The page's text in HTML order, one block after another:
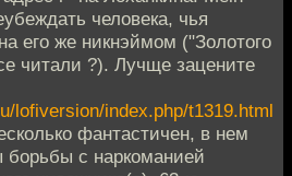
человека, чья
его же никнэймом ("Золотого
читали ?). Лучще зацените
lofiversion/index.php/t1319.html
фантастичен, в нем
с наркоманией